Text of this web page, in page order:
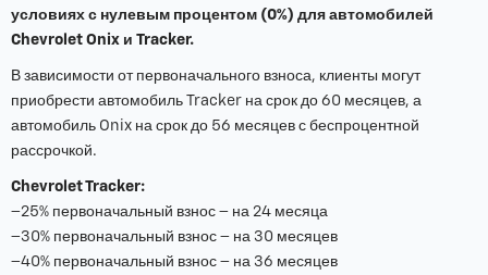
условиях с нулевым процентом (0%) для автомобилей
Chevrolet Onix и Tracker.
В зависимости от первоначального взноса, клиенты могут
приобрести автомобиль Tracker на срок до 60 месяцев, а
автомобиль Onix на срок до 56 месяцев с беспроцентной
рассрочкой.
Chevrolet Tracker:
–25% первоначальный взнос – на 24 месяца
–30% первоначальный взнос – на 30 месяцев
–40% первоначальный взнос – на 36 месяцев